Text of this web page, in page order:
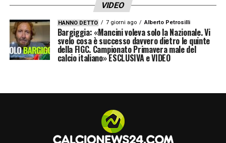
VIDEO
HANNO DETTO 7 giorni ago Alberto Petrosilli
Bargiggia: «Mancini voleva solo la Nazionale. Vi
svelo cosa è successo davvero dietro le quinte
della FIGC. Campionato Primavera male del
calcio italiano» ESCLUSIVA e VIDEO